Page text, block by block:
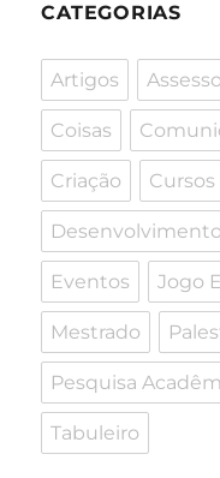
CATEGORIAS
Artigos
Coisas
Criação Cursos
Desenvolvimento
Eventos Jogo
Mestrado
Pesquisa
Tabuleiro